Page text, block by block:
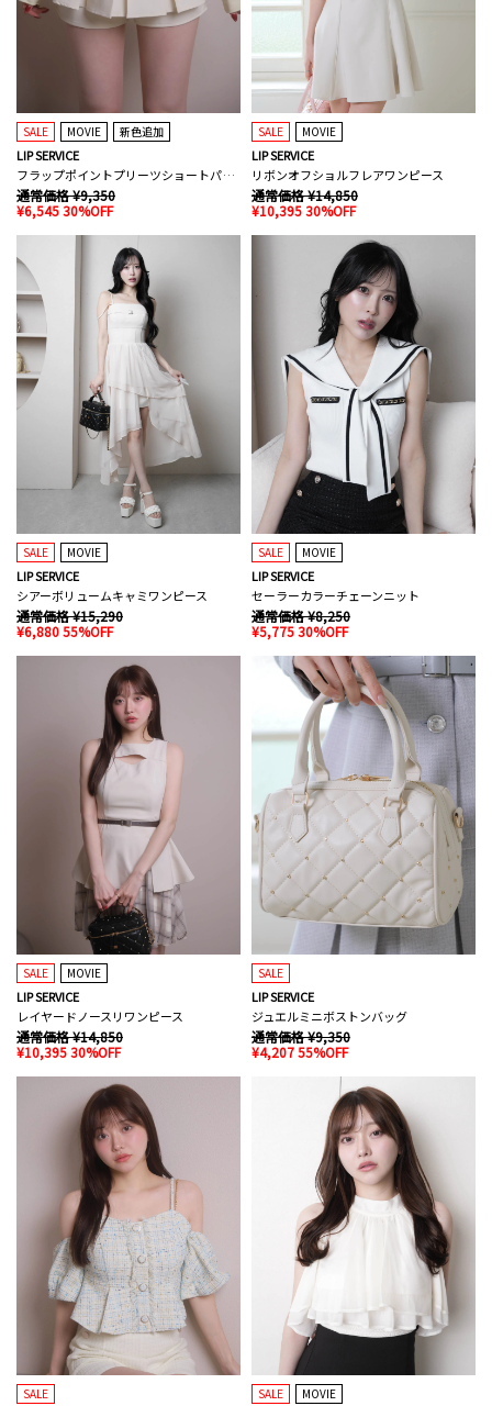
SALE MOVIE 新色追加
LIP SERVICE
フラップポイントプリーツショートパンツ
通常価格 ¥9,350
¥6,545 30%OFF
SALE MOVIE
LIP SERVICE
リボンオフショルフレアワンピース
通常価格 ¥14,850
¥10,395 30%OFF
SALE MOVIE
LIP SERVICE
シアーボリュームキャミワンピース
通常価格 ¥15,290
¥6,880 55%OFF
SALE MOVIE
LIP SERVICE
セーラーカラーチェーンニット
通常価格 ¥8,250
¥5,775 30%OFF
SALE MOVIE
LIP SERVICE
レイヤードノースリワンピース
通常価格 ¥14,850
¥10,395 30%OFF
SALE
LIP SERVICE
ジュエルミニボストンバッグ
通常価格 ¥9,350
¥4,207 55%OFF
SALE SALE MOVIE